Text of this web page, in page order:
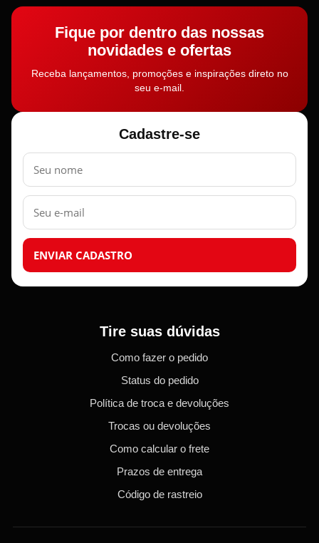
Fique por dentro das nossas
novidades e ofertas
Receba lançamentos, promoções e inspirações direto no
seu e-mail.
Cadastre-se
Nome
E-
mail
ENVIAR CADASTRO
Tire suas dúvidas
Como fazer o pedido
Status do pedido
Política de troca e devoluções
Trocas ou devoluções
Como calcular o frete
Prazos de entrega
Código de rastreio